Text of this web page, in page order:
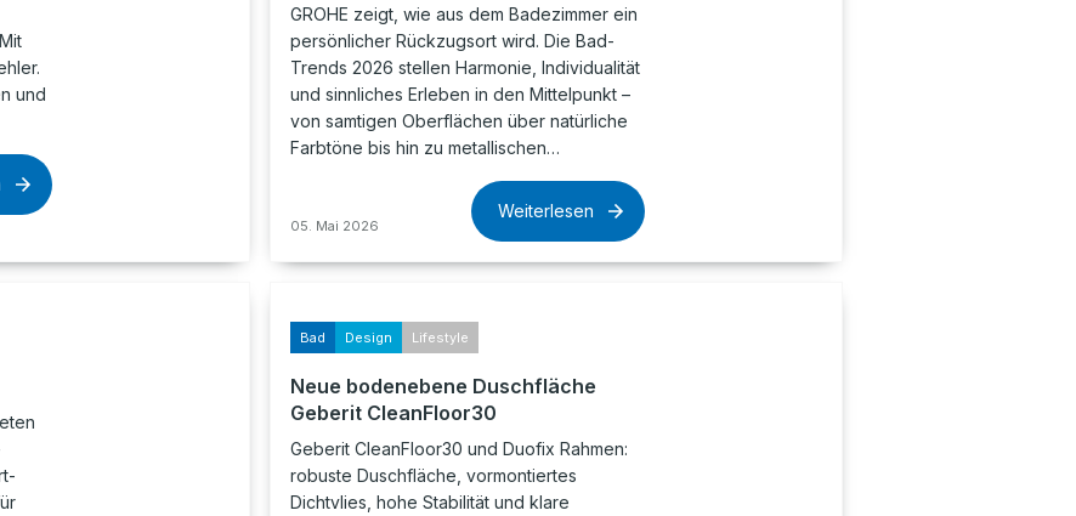
und
GROHE zeigt, wie aus dem Badezimmer ein
persönlicher Rückzugsort wird. Die Bad-
Trends 2026 stellen Harmonie, Individualität
und sinnliches Erleben in den Mittelpunkt –
von samtigen Oberflächen über natürliche
Farbtöne bis hin zu metallischen…
05. Mai 2026
Weiterlesen
Bad Design Lifestyle
Neue bodenebene Duschfläche
Geberit CleanFloor30
Geberit CleanFloor30 und Duofix Rahmen:
robuste Duschfläche, vormontiertes
Dichtvlies, hohe Stabilität und klare